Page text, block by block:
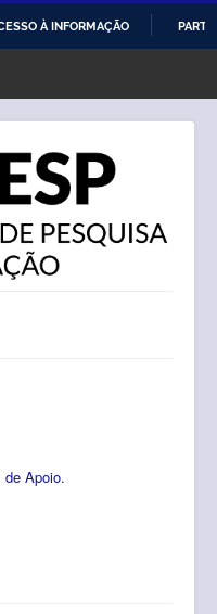
À INFORMAÇÃO
de Apoio.